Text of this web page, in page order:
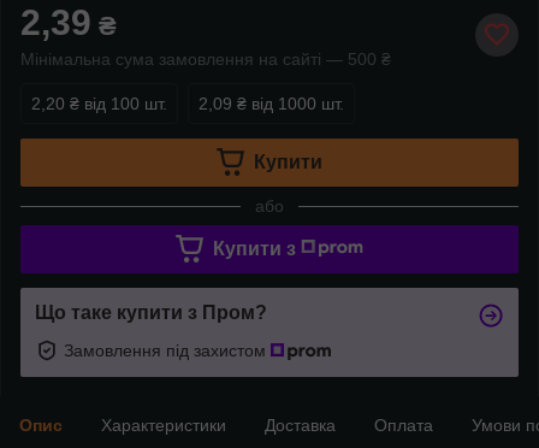
2,39 ₴
Мінімальна сума замовлення на сайті — 500 ₴
2,20 ₴ від 100 шт. 2,09 ₴ від 1000 шт.
Купити
або
Купити з
Що таке купити з Пром?
Замовлення під захистом
Опис Характеристики Доставка Оплата Умови